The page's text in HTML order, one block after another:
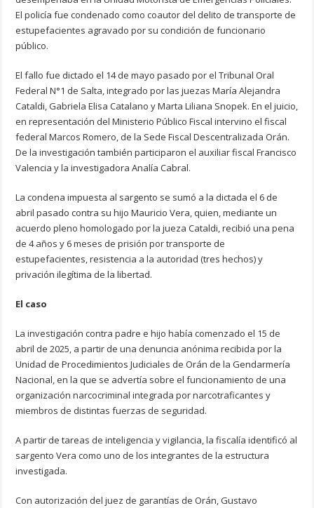
El policía fue condenado como coautor del delito de transporte de
estupefacientes agravado por su condición de funcionario
público.
El fallo fue dictado el 14 de mayo pasado por el Tribunal Oral
Federal N°1 de Salta, integrado por las juezas María Alejandra
Cataldi, Gabriela Elisa Catalano y Marta Liliana Snopek. En el juicio,
en representación del Ministerio Público Fiscal intervino el fiscal
federal Marcos Romero, de la Sede Fiscal Descentralizada Orán.
De la investigación también participaron el auxiliar fiscal Francisco
Valencia y la investigadora Analía Cabral.
La condena impuesta al sargento se sumó a la dictada el 6 de
abril pasado contra su hijo Mauricio Vera, quien, mediante un
acuerdo pleno homologado por la jueza Cataldi, recibió una pena
de 4 años y 6 meses de prisión por transporte de
estupefacientes, resistencia a la autoridad (tres hechos) y
privación ilegítima de la libertad.
El caso
La investigación contra padre e hijo había comenzado el 15 de
abril de 2025, a partir de una denuncia anónima recibida por la
Unidad de Procedimientos Judiciales de Orán de la Gendarmería
Nacional, en la que se advertía sobre el funcionamiento de una
organización narcocriminal integrada por narcotraficantes y
miembros de distintas fuerzas de seguridad.
A partir de tareas de inteligencia y vigilancia, la fiscalía identificó al
sargento Vera como uno de los integrantes de la estructura
investigada.
Con autorización del juez de garantías de Orán, Gustavo